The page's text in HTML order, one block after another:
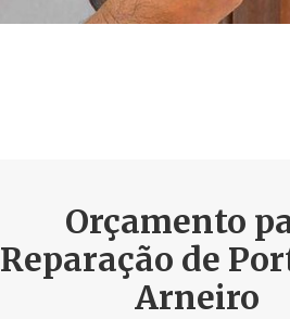
Orçamento
Reparação de
Arneiro